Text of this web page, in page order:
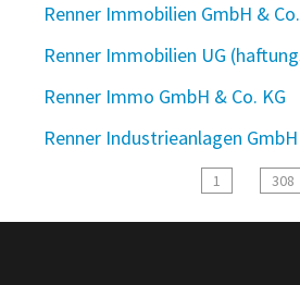
Renner Immobilien GmbH &
Renner Immobilien UG
Renner Immo GmbH & Co. KG
Renner Industrieanlagen GmbH
1 308